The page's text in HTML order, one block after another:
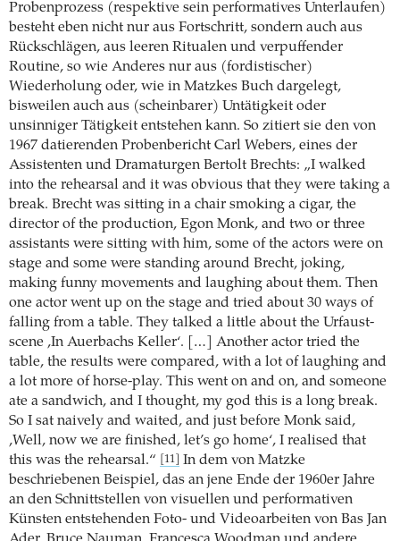
Probenprozess (respektive sein performatives Unterlaufen)
besteht eben nicht nur aus Fortschritt, sondern auch aus
Rückschlägen, aus leeren Ritualen und verpuffender
Routine, so wie Anderes nur aus (fordistischer)
Wiederholung oder, wie in Matzkes Buch dargelegt,
bisweilen auch aus (scheinbarer) Untätigkeit oder
unsinniger Tätigkeit entstehen kann. So zitiert sie den von
1967 datierenden Probenbericht Carl Webers, eines der
Assistenten und Dramaturgen Bertolt Brechts: „I walked
into the rehearsal and it was obvious that they were taking a
break. Brecht was sitting in a chair smoking a cigar, the
director of the production, Egon Monk, and two or three
assistants were sitting with him, some of the actors were on
stage and some were standing around Brecht, joking,
making funny movements and laughing about them. Then
one actor went up on the stage and tried about 30 ways of
falling from a table. They talked a little about the Urfaust-
scene ,In Auerbachs Keller‘. […] Another actor tried the
table, the results were compared, with a lot of laughing and
a lot more of horse-play. This went on and on, and someone
ate a sandwich, and I thought, my god this is a long break.
So I sat naively and waited, and just before Monk said,
,Well, now we are finished, let’s go home‘, I realised that
this was the rehearsal.“
[11]
In dem von Matzke
beschriebenen Beispiel, das an jene Ende der 1960er Jahre
an den Schnittstellen von visuellen und performativen
Künsten entstehenden Foto- und Videoarbeiten von Bas Jan